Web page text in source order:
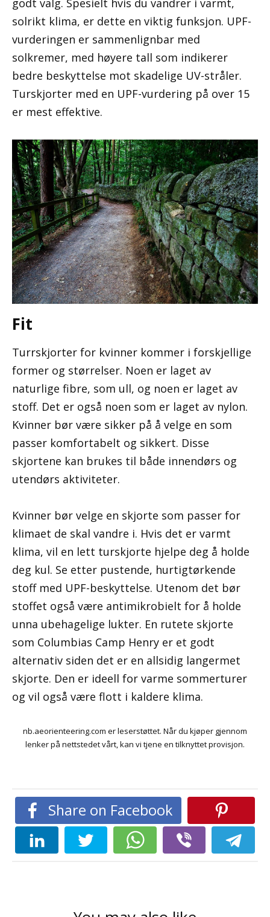
godt valg. Spesielt hvis du vandrer i varmt,
solrikt klima, er dette en viktig funksjon. UPF-
vurderingen er sammenlignbar med
solkremer, med høyere tall som indikerer
bedre beskyttelse mot skadelige UV-stråler.
Turskjorter med en UPF-vurdering på over 15
er mest effektive.
Fit
Turrskjorter for kvinner kommer i forskjellige
former og størrelser. Noen er laget av
naturlige fibre, som ull, og noen er laget av
stoff. Det er også noen som er laget av nylon.
Kvinner bør være sikker på å velge en som
passer komfortabelt og sikkert. Disse
skjortene kan brukes til både innendørs og
utendørs aktiviteter.
Kvinner bør velge en skjorte som passer for
klimaet de skal vandre i. Hvis det er varmt
klima, vil en lett turskjorte hjelpe deg å holde
deg kul. Se etter pustende, hurtigtørkende
stoff med UPF-beskyttelse. Utenom det bør
stoffet også være antimikrobielt for å holde
unna ubehagelige lukter. En rutete skjorte
som Columbias Camp Henry er et godt
alternativ siden det er en allsidig langermet
skjorte. Den er ideell for varme sommerturer
og vil også være flott i kaldere klima.
nb.aeorienteering.com er leserstøttet. Når du kjøper gjennom
lenker på nettstedet vårt, kan vi tjene en tilknyttet provisjon.
Share on Facebook